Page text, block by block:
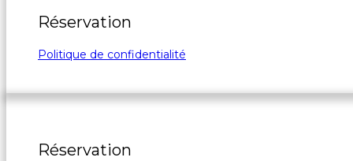
Réservation
Politique de confidentialité
Réservation